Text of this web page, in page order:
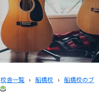
校舎一覧 › 船橋校 › 船橋校のブ